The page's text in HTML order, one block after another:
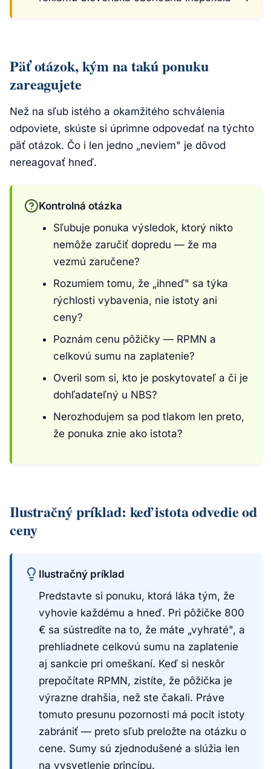
Päť otázok, kým na takú ponuku
zareagujete
Než na sľub istého a okamžitého schválenia
odpoviete, skúste si úprimne odpovedať na týchto
päť otázok. Čo i len jedno „neviem" je dôvod
nereagovať hneď.
Kontrolná otázka
Sľubuje ponuka výsledok, ktorý nikto
nemôže zaručiť dopredu — že ma
vezmú zaručene?
Rozumiem tomu, že „ihneď" sa týka
rýchlosti vybavenia, nie istoty ani
ceny?
Poznám cenu pôžičky — RPMN a
celkovú sumu na zaplatenie?
Overil som si, kto je poskytovateľ a či je
dohľadateľný u NBS?
Nerozhodujem sa pod tlakom len preto,
že ponuka znie ako istota?
Ilustračný príklad: keď istota odvedie od
ceny
Ilustračný príklad
Predstavte si ponuku, ktorá láka tým, že
vyhovie každému a hneď. Pri pôžičke 800
€ sa sústredíte na to, že máte „vyhraté", a
prehliadnete celkovú sumu na zaplatenie
aj sankcie pri omeškaní. Keď si neskôr
prepočítate RPMN, zistíte, že pôžička je
výrazne drahšia, než ste čakali. Práve
tomuto presunu pozornosti má pocit istoty
zabrániť — preto sľub preložte na otázku o
cene. Sumy sú zjednodušené a slúžia len
na vysvetlenie princípu.